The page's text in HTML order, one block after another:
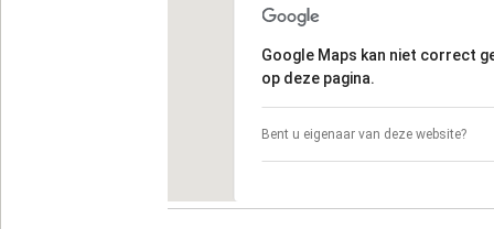
Google Maps kan niet correct
op deze pagina.
Bent u eigenaar van deze website?